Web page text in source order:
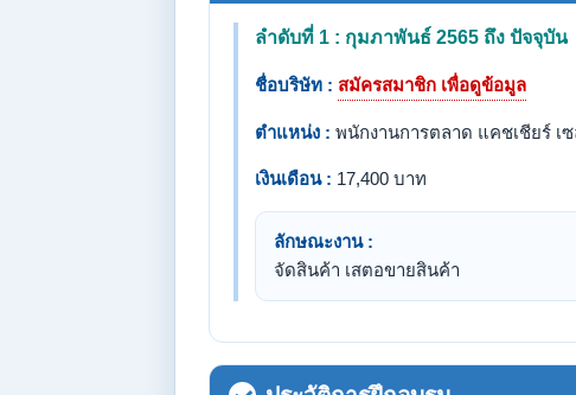
ลำดับที่ 1 : กุมภาพันธ์ 2565 ถึง ปัจจุบัน
ชื่อบริษัท : สมัครสมาชิก เพื่อดูข้อมูล
ตำแหน่ง : พนักงานการตลาด แคชเชียร์ เ
เงินเดือน : 17,400 บาท
ลักษณะงาน :
จัดสินค้า เสตอขายสินค้า